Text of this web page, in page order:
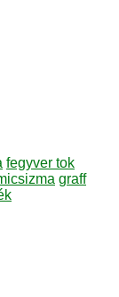
fegyver tok
graff